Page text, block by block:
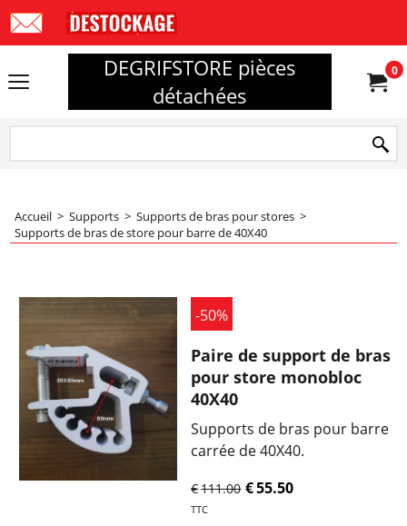
DEGRIFSTORE pièces
détachées
0
Accueil > Supports > Supports de bras pour stores >
Supports de bras de store pour barre de 40X40
-50%
Paire de support de bras
pour store monobloc
40X40
Supports de bras pour barre
carrée de 40X40.
€111.00 €55.50
TTC